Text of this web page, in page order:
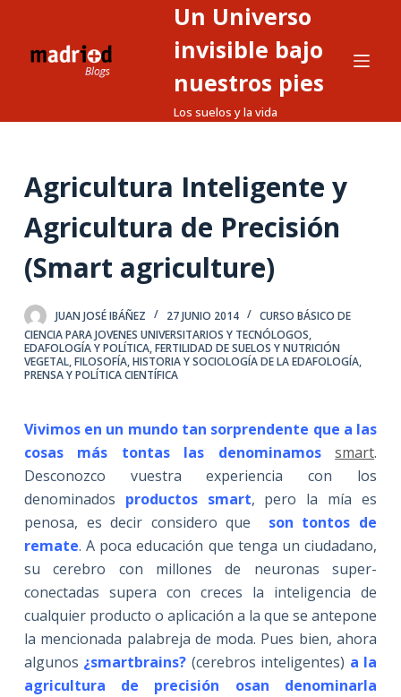
o
n
d
Un Universo
invisible bajo
nuestros pies
Los suelos y la vida
Agricultura Inteligente y
Agricultura de Precisión
(Smart agriculture)
JUAN JOSÉ IBÁÑEZ 27 JUNIO 2014
CURSO BÁSICO DE
CIENCIA PARA JOVENES UNIVERSITARIOS Y TECNÓLOGOS,
EDAFOLOGÍA Y POLÍTICA,FERTILIDAD DE SUELOS Y NUTRICIÓN
VEGETAL,FILOSOFÍA, HISTORIA Y SOCIOLOGÍA DE LA EDAFOLOGÍA,
PRENSA Y POLÍTICA CIENTÍFICA
Vivimos en un mundo tan sorprendente que a las
cosas más tontas las denominamos
smart.
Desconozco vuestra experiencia con los
denominados productos smart, pero la mía es
penosa, es decir considero que son tontos de
remate. A poca educación que tenga un ciudadano,
su cerebro con millones de neuronas super-
conectadas supera con creces la inteligencia de
cualquier producto o aplicación a la que se antepone
la mencionada palabreja de moda. Pues bien, ahora
algunos ¿smartbrains? (cerebros inteligentes) a la
agricultura de precisión osan denominarla